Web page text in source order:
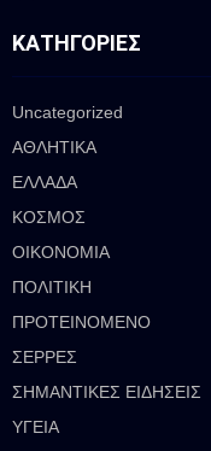
ΚΑΤΗΓΟΡΊΕΣ
Uncategorized
ΑΘΛΗΤΙΚΑ
ΕΛΛΑΔΑ
ΚΟΣΜΟΣ
ΟΙΚΟΝΟΜΙΑ
ΠΟΛΙΤΙΚΗ
ΠΡΟΤΕΙΝΟΜΕΝΟ
ΣΕΡΡΕΣ
ΣΗΜΑΝΤΙΚΕΣ ΕΙΔΗΣΕΙΣ
ΥΓΕΙΑ